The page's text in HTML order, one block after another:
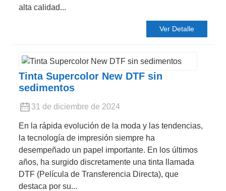
alta calidad...
Ver Detalle
Tinta Supercolor New DTF sin
sedimentos
31 de diciembre de 2024
En la rápida evolución de la moda y las tendencias,
la tecnología de impresión siempre ha
desempeñado un papel importante. En los últimos
años, ha surgido discretamente una tinta llamada
DTF (Película de Transferencia Directa), que
destaca por su...